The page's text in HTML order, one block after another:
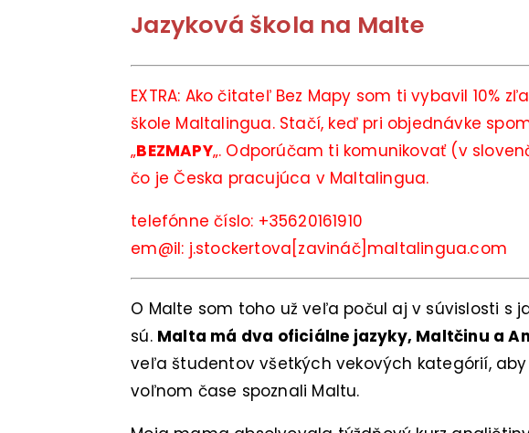
Jazyková škola na Malte
EXTRA: Ako čitateľ Bez Mapy som ti vybavil 10%
škole Maltalingua. Stačí, keď pri objednávke
„BEZMAPY„. Odporúčam ti komunikovať (v
čo je Česka pracujúca v Maltalingua.
telefónne číslo: +35620161910
em@il: j.stockertova[zavináč]maltalingua.com
O Malte som toho už veľa počul aj v súvislosti s
sú. Malta má dva oficiálne jazyky, Maltčinu a
veľa študentov všetkých vekových kategórií,
voľnom čase spoznali Maltu.